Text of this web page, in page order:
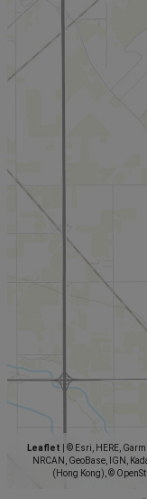
Leaflet
© Esri, HERE,
NRCAN, GeoBase, IGN,
(Hong Kong), ©